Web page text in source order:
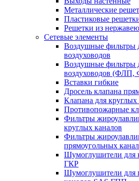
Металлические
Пластиковые
Решетки из
Сетевые элементы
Воздушные фильтры
воздуховодов
Воздушные фильтры
воздуховодов
Вставки гибкие
Дросель клапана
Клапана для круглых
Противопожарные
Фильтры
круглых каналов
Фильтры
прямоугольных
Шумоглушители для
ГКР
Шумоглушители для